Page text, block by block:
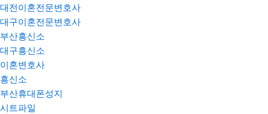
대전이혼전문변호사
대구이혼전문변호사
부산흥신소
대구흥신소
이혼변호사
흥신소
부산휴대폰성지
시트파일